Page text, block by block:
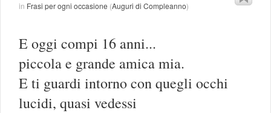
in Frasi per ogni occasione (Auguri di Compleanno)
E oggi compi 16 anni...
piccola e grande amica mia.
E ti guardi intorno con quegli occhi
lucidi, quasi vedessi